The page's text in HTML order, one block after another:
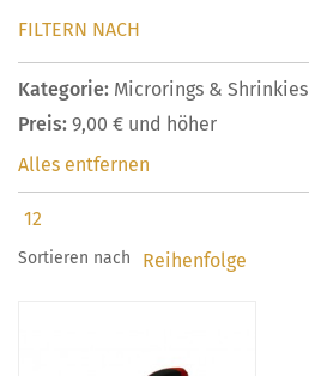
FILTERN NACH
Kategorie: Microrings & Shrinkies
Preis: 9,00 € und höher
Alles entfernen
Sortieren nach